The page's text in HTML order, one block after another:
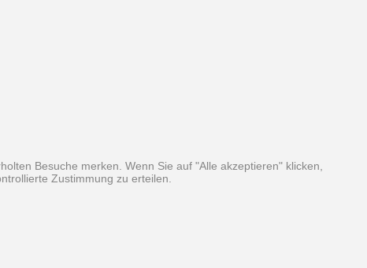
Besuche merken. Wenn Sie auf "Alle akzeptieren" klicken,
Zustimmung zu erteilen.